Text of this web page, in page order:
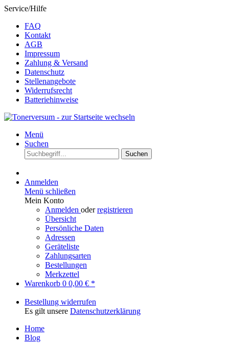
Service/Hilfe
FAQ
Kontakt
AGB
Impressum
Zahlung & Versand
Datenschutz
Stellenangebote
Widerrufsrecht
Batteriehinweise
Menü
Suchen
Suchen
Anmelden
Menü schließen
Mein Konto
Anmelden oderregistrieren
Übersicht
Persönliche Daten
Adressen
Geräteliste
Zahlungsarten
Bestellungen
Merkzettel
Warenkorb 0 0,00 € *
Bestellung widerrufen
Es gilt unsere Datenschutzerklärung
Home
Blog